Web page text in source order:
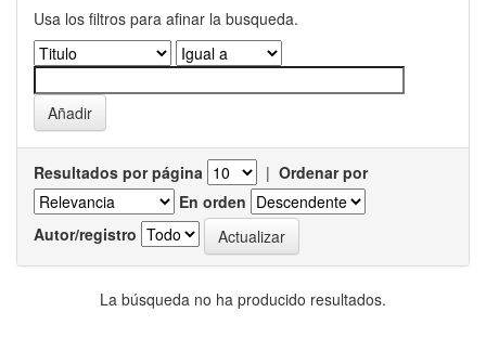
Usa los filtros para afinar la busqueda.
Resultados por página | Ordenar por
En orden
Autor/registro
La búsqueda no ha producido resultados.